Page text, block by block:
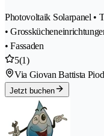
Photovoltaik Solarpanel •
•
• Fassaden
5(1)
Via Giovan Battista
Jetzt buchen